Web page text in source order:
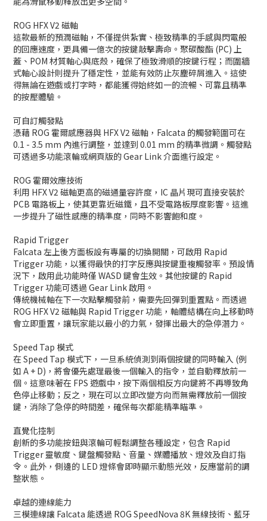
ROG HFX V2 磁軸
這款最新的預潤磁軸，不僅提供紮實、極致精準的手感與閃電般
的回應速度，更具備一億次的按鍵敲擊壽命。聚碳酸酯 (PC) 上
蓋、POM 材質軸心與底殼，確保了極致滑順的按鍵行程；而圍牆
式軸心設計則提升了穩定性，並能有效防止灰塵碎屑進入。這使
得無論在遊戲或打字時，都能獲得始終如一的流暢、可靠且精準
的按壓體驗。
可自訂觸發點
憑藉 ROG 霍爾感應器與 HFX V2 磁軸，Falcata 的觸發範圍可在
0.1 - 3.5 mm 內進行調整，並達到 0.01 mm 的精準微調。觸發點
可透過多功能滾輪或網頁版的 Gear Link 介面進行設定。
ROG 霍爾效應技術
利用 HFX V2 磁軸更高的磁通量容許度，IC 晶片現可直接安裝於
PCB 電路板上，使其更靠近磁鐵，且不受電路板厚度影響。這進
一步提升了磁性感應的精準度，同時不影響飽和度。
Rapid Trigger
Falcata 左上後方面板設有專屬的切換開關，可啟用 Rapid
Trigger 功能，以獲得最快的打字反應與按鍵重複觸發率。預設情
況下，啟用此功能時僅 WASD 鍵會生效。其他按鍵的 Rapid
Trigger 功能可透過 Gear Link 啟用。
傳統機械軸在下一次點擊觸發前，需要先回彈到重置點。而透過
ROG HFX V2 磁軸與 Rapid Trigger 功能，軸體結構在向上移動時
會立即重置，讓玩家能以最小的力氣，發揮出最大的急停潛力。
Speed Tap 模式
在 Speed Tap 模式下，一旦系統偵測到兩個按鍵的同時輸入 (例
如 A + D)，將會優先處理最後一個輸入的指令，並自動釋放前一
個。這意味著在 FPS 遊戲中，按下兩個相反方向鍵將不再導致角
色停止移動；反之，現在可以立即改變方向而無需釋放前一個按
鍵，消除了急停的時間差，確保每次都能精準瞄準。
直覺化控制
創新的多功能按鈕與滾輪可輕鬆調整各種設定，包含 Rapid
Trigger 靈敏度、鍵盤觸發點、音量、媒體播放、燈效及自訂指
令。此外，側邊的 LED 燈條會即時顯示動態光效，反應當前的調
整狀態。
卓越的連線能力
三模連線讓 Falcata 能透過 ROG SpeedNova 8K 無線技術、藍牙